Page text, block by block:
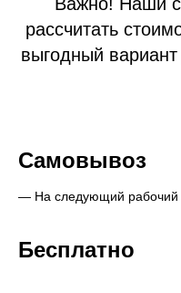
рассчитать
выгодный
Самовывоз
— На следующий рабочий
Бесплатно